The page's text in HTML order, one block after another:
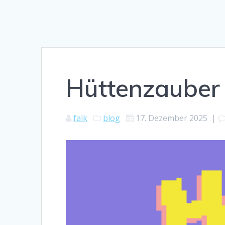
Hüttenzauber
falk blog 17. Dezember 2025 |